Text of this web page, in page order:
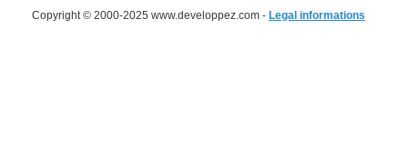
Copyright © 2000-2025 www.developpez.com - Legal informations